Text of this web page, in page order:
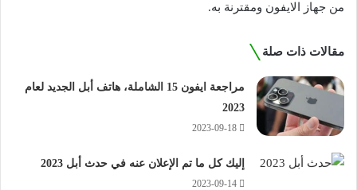
من جهاز الايفون ومقترنة به.
مقالات ذات صلة
مراجعة ايفون 15 الشاملة، هاتف أبل الجديد لعام
2023
2023-09-18
إليك كل ما تم الإعلان عنه في حدث أبل 2023
2023-09-14